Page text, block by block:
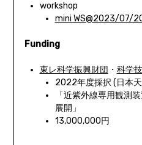
workshop
mini WS@2023/07/
Funding
東レ科学振興財団 ・ 科学
2022年度採択 (日本
「近紫外線専用観測
展開」
13,000,000円